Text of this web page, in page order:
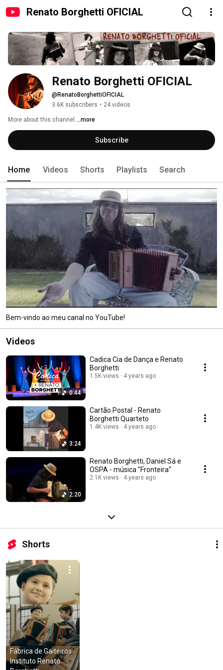
Renato Borghetti OFICIAL
Renato Borghetti OFICIAL
@RenatoBorghettiOFICIAL
3.6K subscribers • 24 videos
More about this channel ...more
Subscribe
Home Videos Shorts Playlists Search
Bem-vindo ao meu canal no YouTube!
Videos
0:44
Cadica Cia de Dança e Renato
Borghetti
1.5K views 4 years ago
3:24
Cartão Postal - Renato
Borghetti Quarteto
1.4K views 4 years ago
2:20
Renato Borghetti, Daniel Sá e
OSPA - música "Fronteira"
2.1K views 4 years ago
Shorts
Fábrica de Gaiteiros -
Instituto Renato